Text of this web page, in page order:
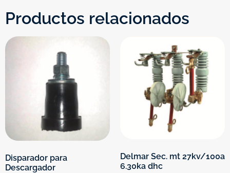
Productos relacionados
Disparador para
Descargador
Delmar Sec. mt 27kv/100a
6.30ka dhc